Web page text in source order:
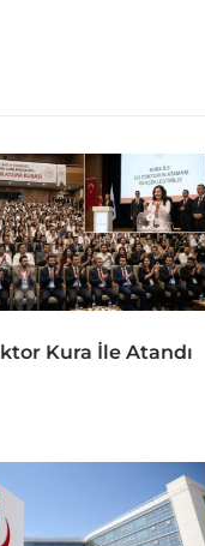
Kura İle Atandı